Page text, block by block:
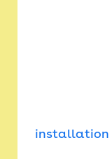
installation